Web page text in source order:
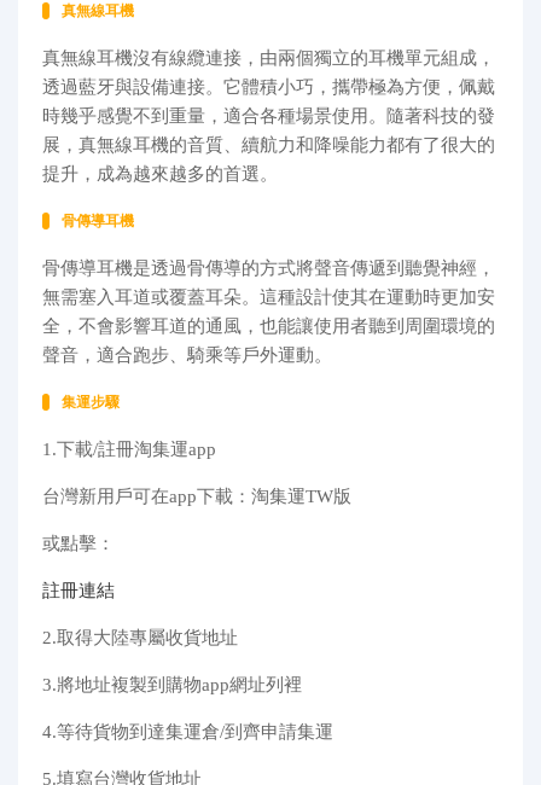
真無線耳機
真無線耳機沒有線纜連接，由兩個獨立的耳機單元組成，
透過藍牙與設備連接。它體積小巧，攜帶極為方便，佩戴
時幾乎感覺不到重量，適合各種場景使用。隨著科技的發
展，真無線耳機的音質、續航力和降噪能力都有了很大的
提升，成為越來越多的首選。
骨傳導耳機
骨傳導耳機是透過骨傳導的方式將聲音傳遞到聽覺神經，
無需塞入耳道或覆蓋耳朵。這種設計使其在運動時更加安
全，不會影響耳道的通風，也能讓使用者聽到周圍環境的
聲音，適合跑步、騎乘等戶外運動。
集運步驟
1.下載/註冊淘集運app
台灣新用戶可在app下載：淘集運TW版
或點擊：
註冊連結
2.取得大陸專屬收貨地址
3.將地址複製到購物app網址列裡
4.等待貨物到達集運倉/到齊申請集運
5.填寫台灣收貨地址